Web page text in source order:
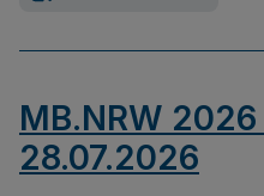
MB.NRW
28.07.2026